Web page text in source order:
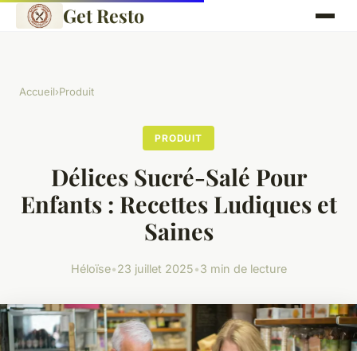
Get Resto
Accueil›Produit
PRODUIT
Délices Sucré-Salé Pour
Enfants : Recettes Ludiques et
Saines
Héloïse•23 juillet 2025•3 min de lecture